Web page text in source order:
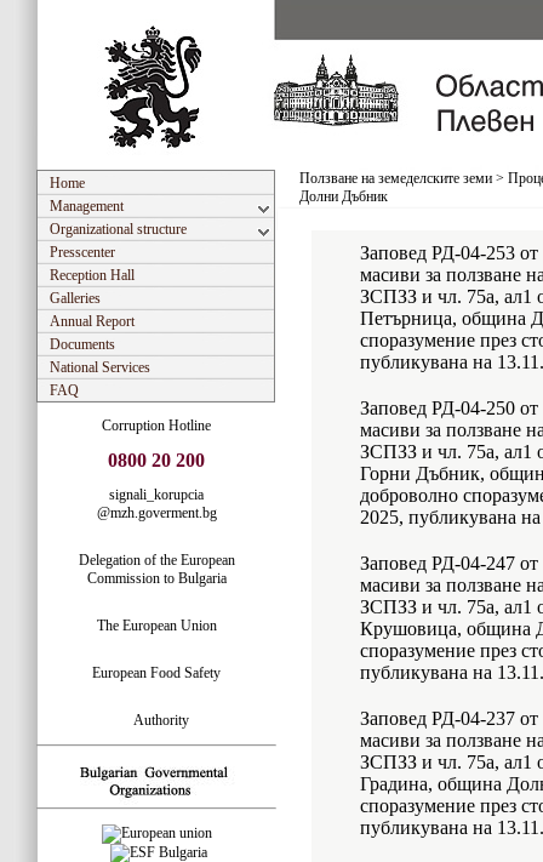
Home
Management
Organizational structure
Presscenter
Reception Hall
Galleries
Annual Report
Documents
National Services
FAQ
Corruption Hotline
0800 20 200
signali_korupcia
@mzh.goverment.bg
Delegation of the European
Commission to Bulgaria
The European Union
European Food Safety
Authority
Ползване на земеделските земи >
Долни Дъбник
Заповед РД-04-253 от
масиви за ползване
ЗСПЗЗ и чл. 75а, ал1
Петърница, община
споразумение през
публикувана на
Заповед РД-04-250 от
масиви за ползване
ЗСПЗЗ и чл. 75а, ал1
Горни Дъбник,
доброволно
2025, публикувана
Заповед РД-04-247 от
масиви за ползване
ЗСПЗЗ и чл. 75а, ал1
Крушовица, община
споразумение през
публикувана на
Заповед РД-04-237 от
масиви за ползване
ЗСПЗЗ и чл. 75а, ал1
Градина, община
споразумение през
публикувана на